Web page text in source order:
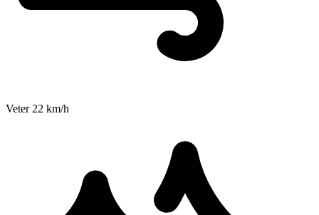
Veter 22 km/h